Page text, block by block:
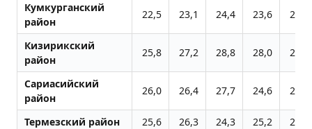
Кумкурганский
район
22,5 23,1 24,4 23,6 24,4
Кизирикский
район
25,8 27,2 28,8 28,0 27,6
Сариасийский
район
26,0 26,4 27,7 24,6 24,3
Термезский район 25,6 26,3 24,3 25,2
25,7